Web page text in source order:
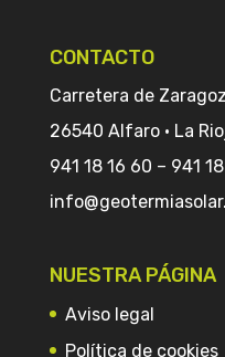
CONTACTO
Carretera de
26540 Alfaro · La
941 18 16 60 – 941
NUESTRA PÁGINA
Aviso legal
Política de cookies